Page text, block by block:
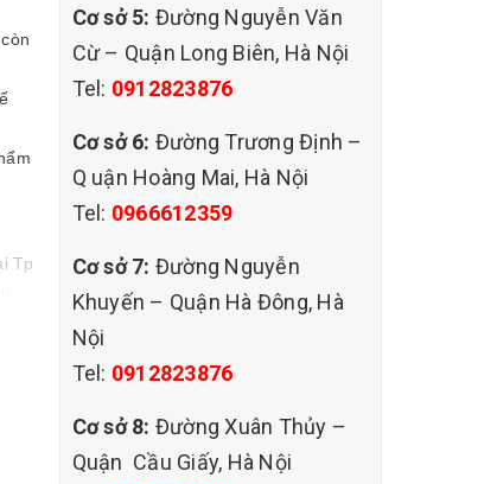
Tp
Cơ sở 5: Đường Nguyễn Văn
Cừ – Quận Long Biên, Hà Nội
Tel: 0912823876
Cơ sở 6: Đường Trương Định –
Q uận Hoàng Mai, Hà Nội
Tel: 0966612359
Cơ sở 7: Đường Nguyễn
Khuyến – Quận Hà Đông, Hà
Nội
Tel: 0912823876
Cơ sở 8: Đường Xuân Thủy –
Quận Cầu Giấy, Hà Nội